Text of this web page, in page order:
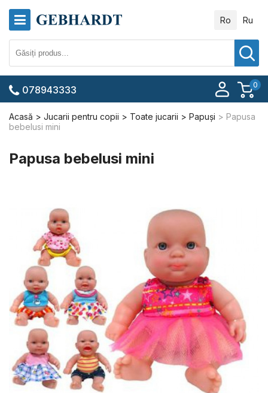
Ro Ru
0
078943333
Acasă Jucarii pentru copii Toate jucarii Papuși
Papusa
bebelusi mini
Papusa bebelusi mini